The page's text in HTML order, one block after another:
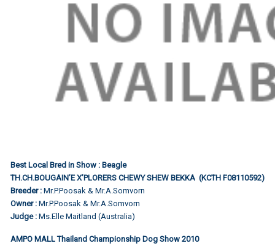
Best Local Bred in Show : Beagle
TH.CH.BOUGAIN’E X’PLORERS CHEWY SHEW BEKKA (KCTH F08110592)
Breeder : Mr.P.Poosak & Mr.A.Somvorn
Owner : Mr.P.Poosak & Mr.A.Somvorn
Judge : Ms.Elle Maitland (Australia)
AMPO MALL Thailand Championship Dog Show 2010